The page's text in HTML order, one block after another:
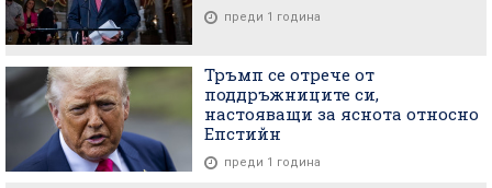
преди 1 година
Тръмп се отрече от
поддръжниците си,
настояващи за яснота относно
Епстийн
преди 1 година